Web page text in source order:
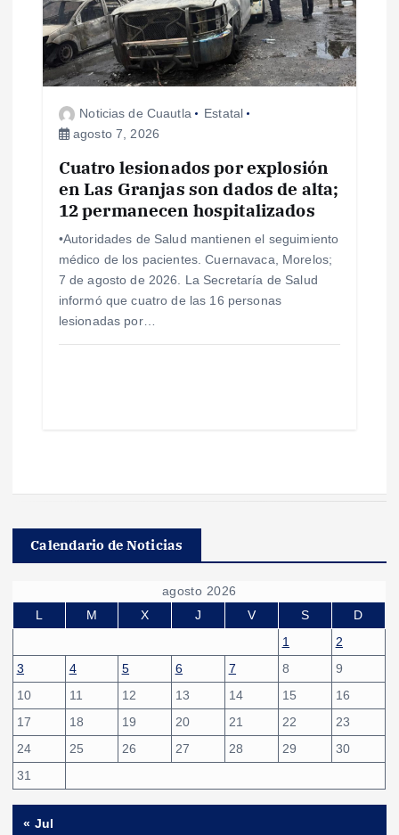
Noticias de Cuautla
Estatal
agosto 7, 2026
Cuatro lesionados por explosión
en Las Granjas son dados de alta;
12 permanecen hospitalizados
•Autoridades de Salud mantienen el seguimiento
médico de los pacientes. Cuernavaca, Morelos;
7 de agosto de 2026. La Secretaría de Salud
informó que cuatro de las 16 personas
lesionadas por…
Calendario de Noticias
agosto 2026
L
M X J V S
D
1
2
3
4 5 6 7 8
9
10
11 12 13 14 15
16
17
18 19 20 21 22
23
24
25 26 27 28 29
30
31
« Jul